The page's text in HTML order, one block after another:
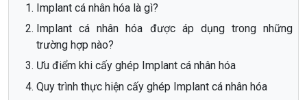
Implant cá nhân hóa là gì?
Implant cá nhân hóa được áp dụng trong những
trường hợp nào?
Ưu điểm khi cấy ghép Implant cá nhân hóa
Quy trình thực hiện cấy ghép Implant cá nhân hóa